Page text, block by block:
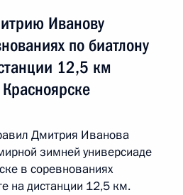
Иванову
по биатлону
12,5 км
Дмитрия Иванова
зимней универсиаде
в соревнованиях
на дистанции 12,5 км.